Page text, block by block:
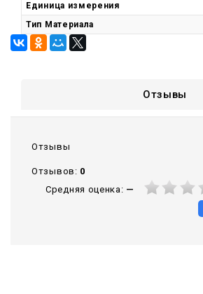
Единица измерения
Тип Материала
Отзывы
Отзывы
Отзывов: 0
Средняя оценка: —